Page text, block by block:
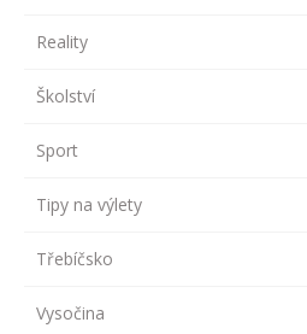
Reality
Školství
Sport
Tipy na výlety
Třebíčsko
Vysočina